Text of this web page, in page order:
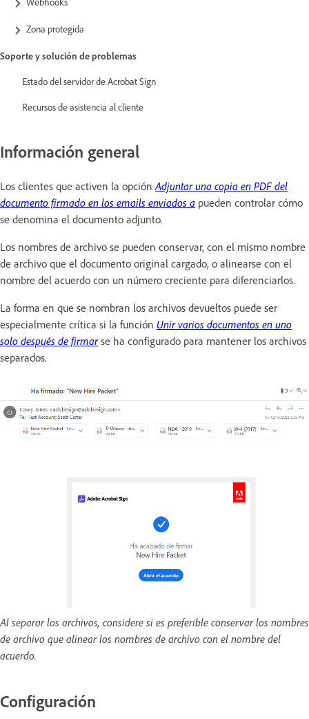
Zona protegida
Soporte y solución de problemas
Estado del servidor de Acrobat Sign
Recursos de asistencia al cliente
Información general
Los clientes que activen la opción Adjuntar una copia en PDF del
documento firmado en los emails enviados a pueden controlar cómo
se denomina el documento adjunto.
Los nombres de archivo se pueden conservar, con el mismo nombre
de archivo que el documento original cargado, o alinearse con el
nombre del acuerdo con un número creciente para diferenciarlos.
La forma en que se nombran los archivos devueltos puede ser
especialmente crítica si la función Unir varios documentos en uno
solo después de firmarse ha configurado para mantener los archivos
separados.
Al separar los archivos, considere si es preferible conservar los nombres
de archivo que alinear los nombres de archivo con el nombre del
acuerdo.
Configuración